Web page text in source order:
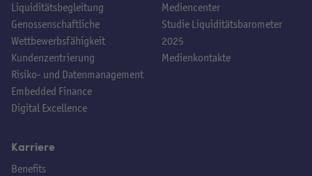
Liquiditätsbegleitung
Genossenschaftliche
Wettbewerbsfähigkeit
Kundenzentrierung
Risiko- und Datenmanagement
Embedded Finance
Digital Excellence
Mediencenter
Studie Liquiditätsbarometer
2025
Medienkontakte
Karriere
Benefits